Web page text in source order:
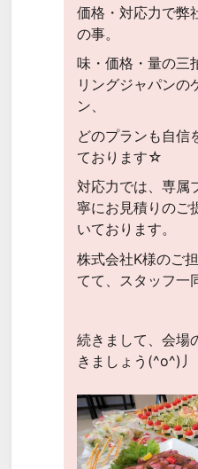
価格・対応力で弊
の事。
味・価格・量の三
リングジャパンの
ン、
どのプランも自信
ております☆
対応力では、専属
寧にお見積りのご
いております。
株式会社K様のご
てて、スタッフ一
続きまして、会場
きましょう(^o^)丿